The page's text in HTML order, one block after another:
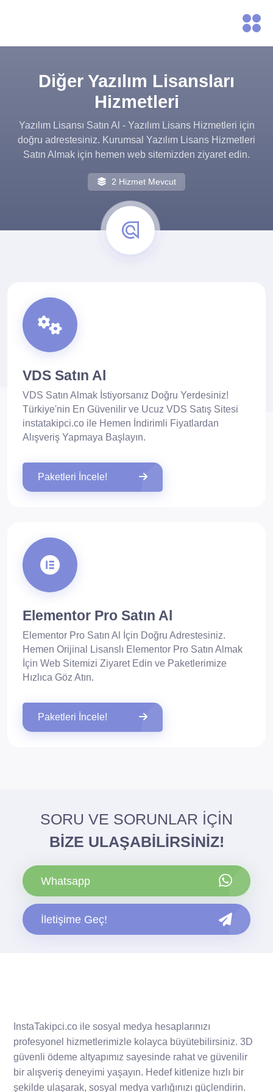
Diğer Yazılım Lisansları
Hizmetleri
Yazılım Lisansı Satın Al - Yazılım Lisans Hizmetleri için
doğru adrestesiniz. Kurumsal Yazılım Lisans Hizmetleri
Satın Almak için hemen web sitemizden ziyaret edin.
2 Hizmet Mevcut
VDS Satın Al
VDS Satın Almak İstiyorsanız Doğru Yerdesiniz!
Türkiye'nin En Güvenilir ve Ucuz VDS Satış Sitesi
instatakipci.co ile Hemen İndirimli Fiyatlardan
Alışveriş Yapmaya Başlayın.
Paketleri İncele!
Elementor Pro Satın Al
Elementor Pro Satın Al İçin Doğru Adrestesiniz.
Hemen Orijinal Lisanslı Elementor Pro Satın Almak
İçin Web Sitemizi Ziyaret Edin ve Paketlerimize
Hızlıca Göz Atın.
Paketleri İncele!
SORU VE SORUNLAR İÇİN
BİZE ULAŞABİLİRSİNİZ!
Whatsapp
İletişime Geç!
InstaTakipci.co ile sosyal medya hesaplarınızı
profesyonel hizmetlerimizle kolayca büyütebilirsiniz. 3D
güvenli ödeme altyapımız sayesinde rahat ve güvenilir
bir alışveriş deneyimi yaşayın. Hedef kitlenize hızlı bir
şekilde ulaşarak, sosyal medya varlığınızı güçlendirin.